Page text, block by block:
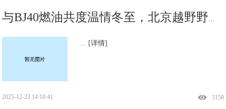
[详情]
3158
2025-12-23 14:10:41